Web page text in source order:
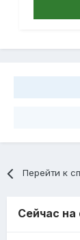
Перейти к
Сейчас